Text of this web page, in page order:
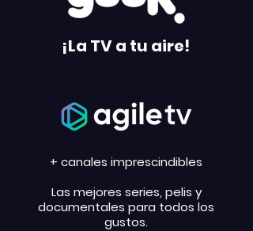
¡La TV a tu aire!
+ canales imprescindibles
Las mejores series, pelis y
documentales para todos los
gustos.